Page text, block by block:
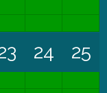
24 25